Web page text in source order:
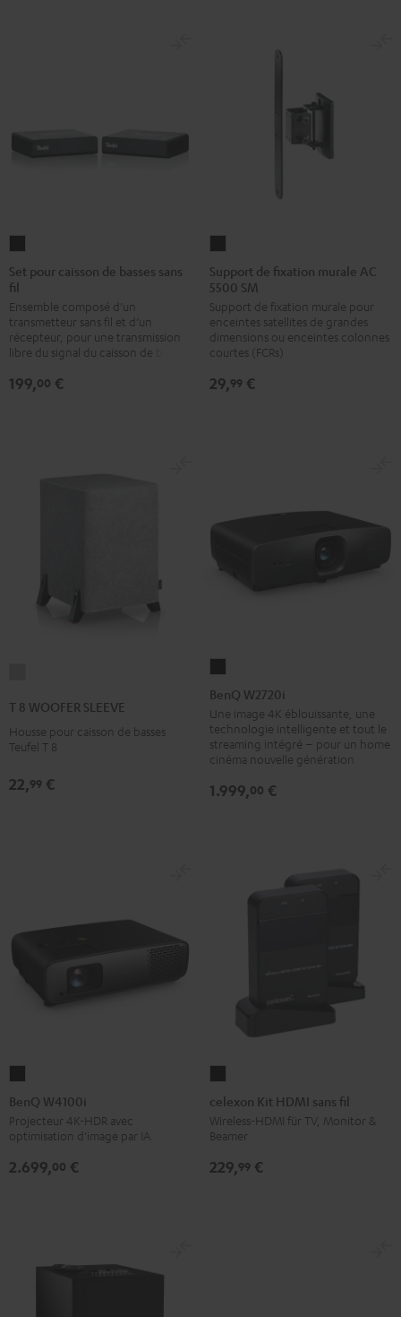
de
basses
sans
Noir
Set pour caisson de basses sans
fil
Ensemble composé d’un
transmetteur sans fil et d’un
récepteur, pour une transmission
libre du signal du caisson de basses
199,00 €
fixation
murale
AC
5500
Noir
Support de fixation murale AC
5500 SM
Support de fixation murale pour
enceintes satellites de grandes
dimensions ou enceintes colonnes
courtes (FCRs)
29,99 €
WOOFER
SLEEVE
T 8 WOOFER SLEEVE
Housse pour caisson de basses
Teufel T 8
22,99 €
W2720i
Noir
BenQ W2720i
Une image 4K éblouissante, une
technologie intelligente et tout le
streaming intégré – pour un home
cinéma nouvelle génération
1.999,00 €
W4100i
Noir
BenQ W4100i
Projecteur 4K-HDR avec
optimisation d'image par IA.
2.699,00 €
HDMI
sans
fil
celexon Kit HDMI sans fil
Wireless-HDMI für TV, Monitor &
Beamer
229,99 €